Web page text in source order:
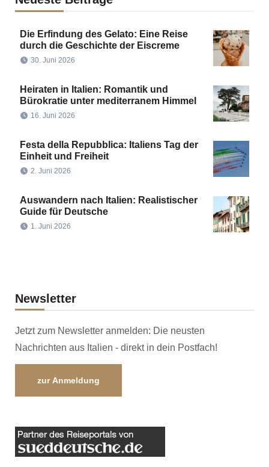
Die Erfindung des Gelato: Eine Reise
durch die Geschichte der Eiscreme
30. Juni 2026
Heiraten in Italien: Romantik und
Bürokratie unter mediterranem Himmel
16. Juni 2026
Festa della Repubblica: Italiens Tag der
Einheit und Freiheit
2. Juni 2026
Auswandern nach Italien: Realistischer
Guide für Deutsche
1. Juni 2026
Newsletter
Jetzt zum Newsletter anmelden: Die neusten
Nachrichten aus Italien - direkt in dein Postfach!
zur Anmeldung